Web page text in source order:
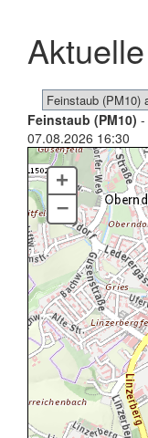
Feinstaub (PM10) -
07.08.2026 16:30
+
–